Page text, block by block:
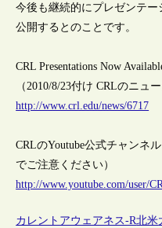
今後も継続的にプレゼンテー
公開するとのことです。
CRL Presentations Now
（2010/8/23付け CRLのニュー
http://www.crl.edu/news/6717
CRLのYoutube公式チャンネ
でご注意ください）
http://www.youtube.com/user/
カレントアウェアネス-R北米